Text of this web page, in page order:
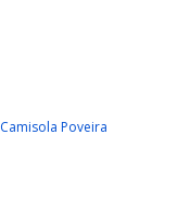
Camisola Poveira